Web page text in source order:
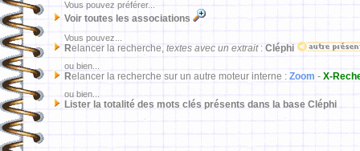
Vous pouvez préférer...
Voir toutes les associations
Vous pouvez...
Relancer la recherche, textes avec un extrait: Cléphi
ou bien...
Relancer la recherche sur un autre moteur interne : Zoom - X-
ou bien...
Lister la totalité des mots clés présents dans la base Cléphi